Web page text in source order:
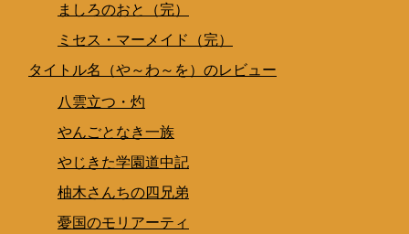
ましろのおと（完）
ミセス・マーメイド（完）
タイトル名（や～わ～を）のレビュー
八雲立つ・灼
やんごとなき一族
やじきた学園道中記
柚木さんちの四兄弟
憂国のモリアーティ